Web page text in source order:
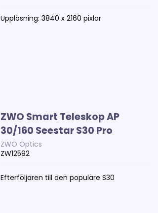
Upplösning: 3840 x 2160 pixlar
ZWO Smart Teleskop AP
30/160 Seestar S30 Pro
ZWO Optics
ZW12592
Efterföljaren till den populäre S30